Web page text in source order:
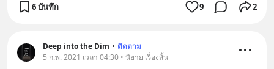
6 บันทึก 9 2
Deep into the Dim • ติดตาม
5 ก.พ. 2021 เวลา 04:30 • นิยาย เรื่องสั้น